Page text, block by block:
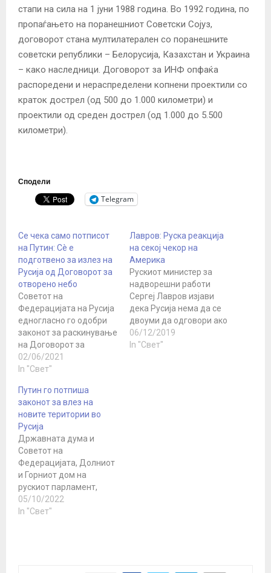
стапи на сила на 1 јуни 1988 година. Во 1992 година, по
пропаѓањето на поранешниот Советски Сојуз,
договорот стана мултилатерален со поранешните
советски републики – Белорусија, Казахстан и Украина
– како наследници. Договорот за ИНФ опфаќа
распоредени и нераспределени копнени проектили со
краток дострел (од 500 до 1.000 километри) и
проектили од среден дострел (од 1.000 до 5.500
километри).
Сподели
Telegram
Се чека само потписот
на Путин: Сè е
подготвено за излез на
Русија од Договорот за
отворено небо
Советот на
Федерацијата на Русија
едногласно го одобри
законот за раскинување
на Договорот за
отворено небо.
„Американците не
сомнеж дека нема да се
вратат на договорот“,
изјави рускиот заменик
министер за
надворешни работи
Сергеј Рјабков. Според
постапката за
усвојување на законот
во Русија, откако
законот ќе биде…
02/06/2021
In "Свет"
Лавров: Руска реакција
на секој чекор на
Америка
Рускиот министер за
надворешни работи
Сергеј Лавров изјави
дека Русија нема да се
двоуми да одговори ако
Соединетите држави
распоредат балистички
06/12/2019
In "Свет"
Путин го потпиша
законот за влез на
новите територии во
Русија
Државната дума и
Советот на
Федерацијата, Долниот
и Горниот дом на
рускиот парламент,
вчера и во понеделник
ги ратификуваа
05/10/2022
In "Свет"